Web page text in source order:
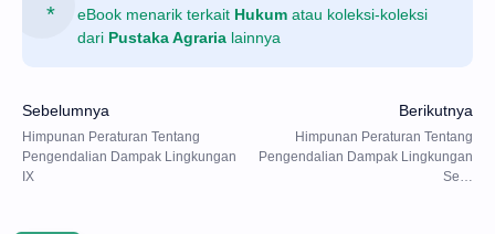
eBook menarik terkait Hukum atau koleksi-koleksi
dari Pustaka Agraria lainnya